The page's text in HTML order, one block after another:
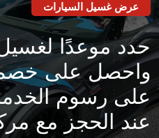
عرض غسيل السيارات
حدد موعدًا
واحصل على خصم
على رسوم
عند الحجز مع